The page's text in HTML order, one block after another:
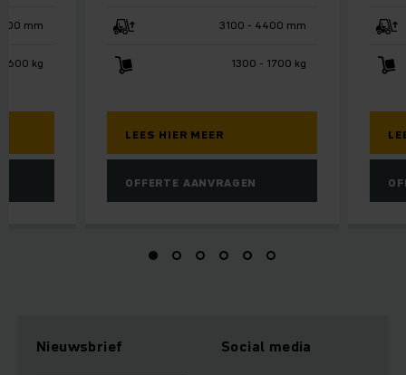
3100 - 4400 mm
1300 - 1700 kg
LEES HIER MEER
OFFERTE AANVRAGEN
mm
kg
Nieuwsbrief Social media